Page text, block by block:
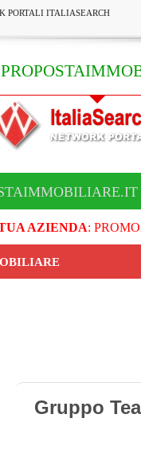
PORTALI ITALIASEARCH
AZIENDA:
Gruppo